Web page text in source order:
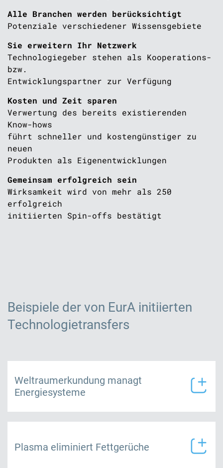
Alle Branchen werden berücksichtigt
Potenziale verschiedener Wissensgebiete
Sie erweitern Ihr Netzwerk
Technologiegeber stehen als Kooperations-
bzw.
Entwicklungspartner zur Verfügung
Kosten und Zeit sparen
Verwertung des bereits existierenden
Know-hows
führt schneller und kostengünstiger zu
neuen
Produkten als Eigenentwicklungen
Gemeinsam erfolgreich sein
Wirksamkeit wird von mehr als 250
erfolgreich
initiierten Spin-offs bestätigt
Beispiele der von EurA initiierten
Technologietransfers
Weltraumerkundung managt
Energiesysteme
Plasma eliminiert Fettgerüche